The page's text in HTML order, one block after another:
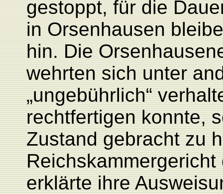
gestoppt, für die
in Orsenhausen
hin. Die
wehrten sich unter
„ungebührlich“
rechtfertigen konnte,
Zustand gebracht zu
erklärte ihre